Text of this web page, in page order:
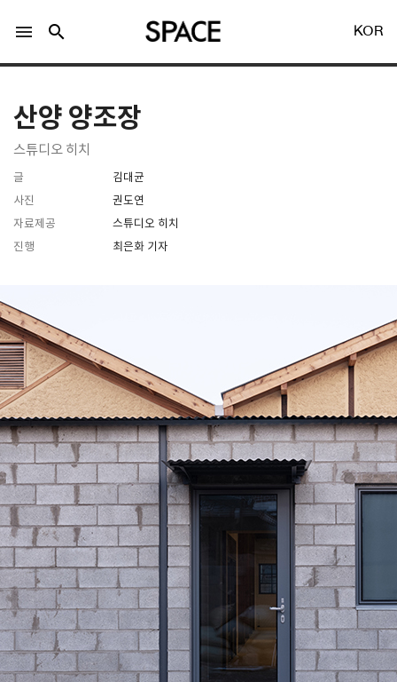
SPACE 소개
공지사항
기사문의
광고문의
Contact
menu search KOR
산양 양조장
스튜디오 히치
글
김대균
사진
권도연
자료제공
스튜디오 히치
진행
최은화 기자